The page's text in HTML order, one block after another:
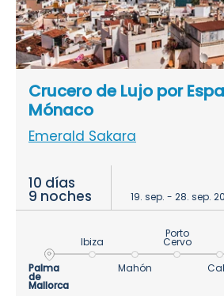
Crucero de Lujo por
Mónaco
Emerald Sakara
10 días
9 noches 19. sep. - 28. sep.
Palma
de
Mallorca
Ibiza
Mahón
Porto
Cervo